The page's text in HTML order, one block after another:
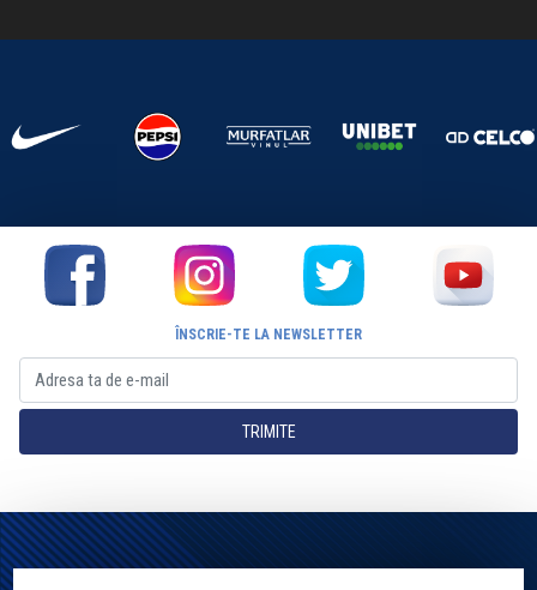
ÎNSCRIE-TE LA NEWSLETTER
TRIMITE